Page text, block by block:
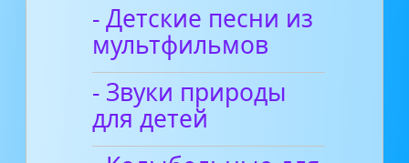
- Детские песни из
мультфильмов
- Звуки природы
для детей